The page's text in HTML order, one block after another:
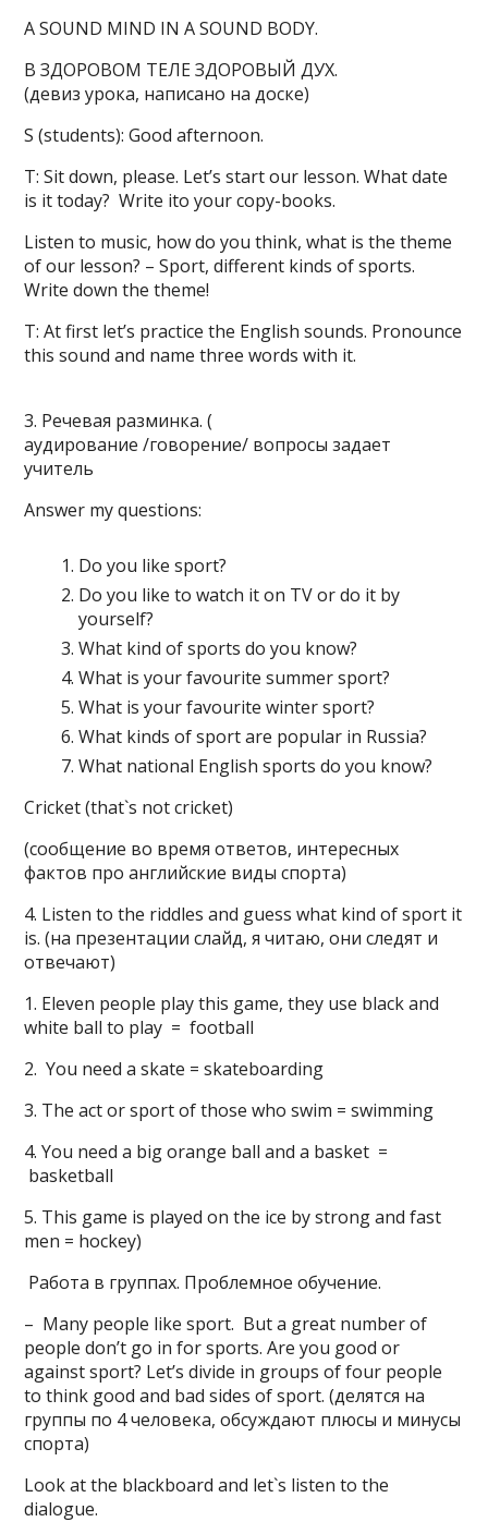
A SOUND MIND IN A SOUND BODY.
В ЗДОРОВОМ ТЕЛЕ ЗДОРОВЫЙ ДУХ.
(девиз урока, написано на доске)
S (students): Good afternoon.
T: Sit down, please. Let’s start our lesson. What date
is it today? Write ito your copy-books.
Listen to music, how do you think, what is the theme
of our lesson? – Sport, different kinds of sports.
Write down the theme!
T: At first let’s practice the English sounds. Pronounce
this sound and name three words with it.
3. Речевая разминка. (
аудирование /говорение/ вопросы задает
учитель
Answer my questions:
Do you like sport?
Do you like to watch it on TV or do it by
yourself?
What kind of sports do you know?
What is your favourite summer sport?
What is your favourite winter sport?
What kinds of sport are popular in Russia?
What national English sports do you know?
Cricket (that`s not cricket)
(сообщение во время ответов, интересных
фактов про английские виды спорта)
4. Listen to the riddles and guess what kind of sport it
is. (на презентации слайд, я читаю, они следят и
отвечают)
1. Eleven people play this game, they use black and
white ball to play = football
2. You need a skate = skateboarding
3. The act or sport of those who swim = swimming
4. You need a big orange ball and a basket =
basketball
5. This game is played on the ice by strong and fast
men = hockey)
Работа в группах. Проблемное обучение.
– Many people like sport. But a great number of
people don’t go in for sports. Are you good or
against sport? Let’s divide in groups of four people
to think good and bad sides of sport. (делятся на
группы по 4 человека, обсуждают плюсы и минусы
спорта)
Look at the blackboard and let`s listen to the
dialogue.